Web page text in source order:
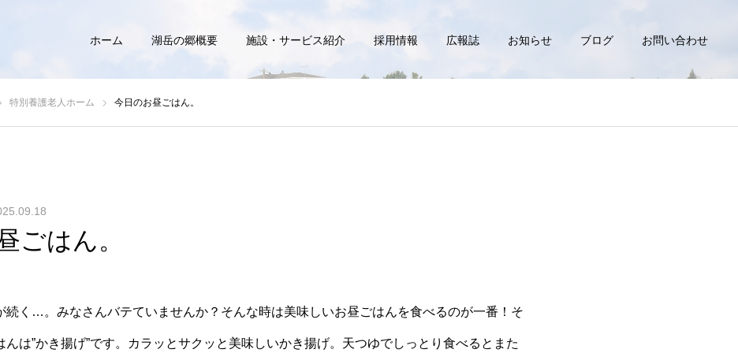
ホーム 湖岳の郷概要 施設・サービス紹介 採用情報 広報誌 お知らせ ブログ お問い合わせ
特別養護老人ホーム 今日のお昼ごはん。
ごはん。
続く…。みなさんバテていませんか？そんな時は美味しいお昼ごはんを食べるのが一番！そ
んは”かき揚げ”です。カラッとサクッと美味しいかき揚げ。天つゆでしっとり食べるとまた